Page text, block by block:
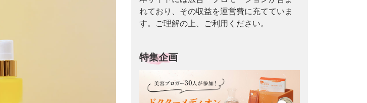
れており、その収益を運営費に充てていま
す。ご理解の上、ご利用ください。
特集企画